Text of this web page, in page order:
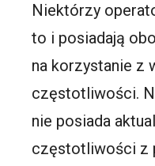
Niektórzy
to i posiadają
na korzystanie z
częstotliwości.
nie posiada
częstotliwości z